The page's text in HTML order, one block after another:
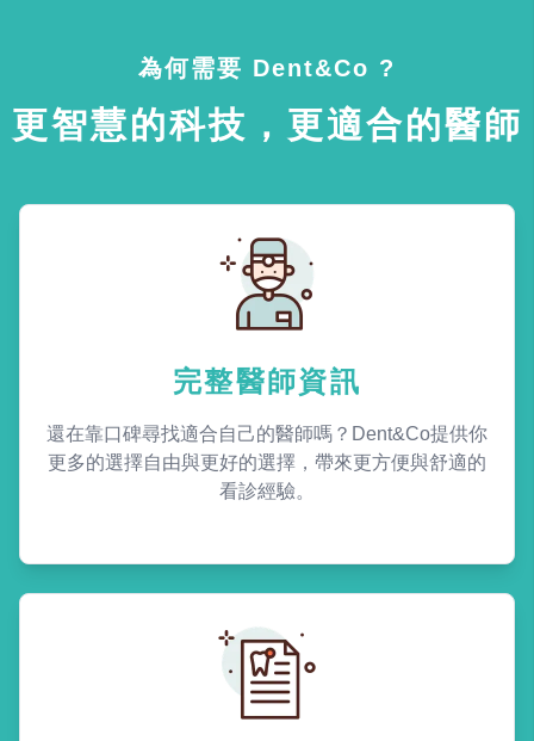
為何需要 Dent&Co ?
更智慧的科技，更適合的醫師
完整醫師資訊
還在靠口碑尋找適合自己的醫師嗎？Dent&Co提供你
更多的選擇自由與更好的選擇，帶來更方便與舒適的
看診經驗。